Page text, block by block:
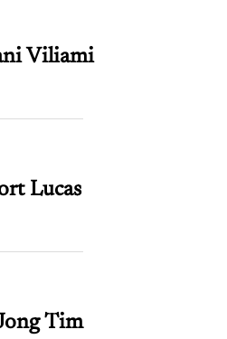
Viliami
Lucas
Tim